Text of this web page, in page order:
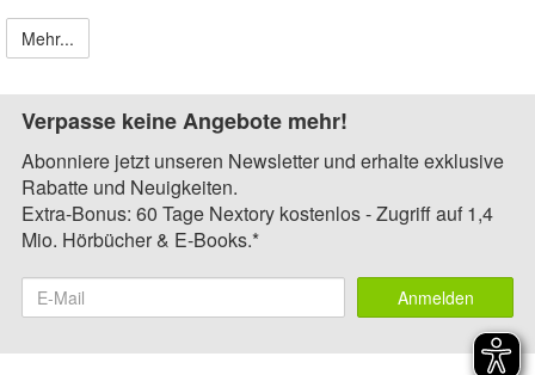
Mehr...
Verpasse keine Angebote mehr!
Abonniere jetzt unseren Newsletter und erhalte exklusive
Rabatte und Neuigkeiten.
Extra-Bonus: 60 Tage Nextory kostenlos - Zugriff auf 1,4
Mio. Hörbücher & E-Books.*
Anmelden